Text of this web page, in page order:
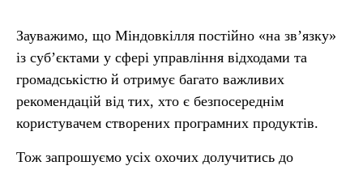
Зауважимо, що Міндовкілля постійно «на звʼязку»
із суб’єктами у сфері управління відходами та
громадськістю й отримує багато важливих
рекомендацій від тих, хто є безпосереднім
користувачем створених програмних продуктів.
Тож запрошуємо усіх охочих долучитись до